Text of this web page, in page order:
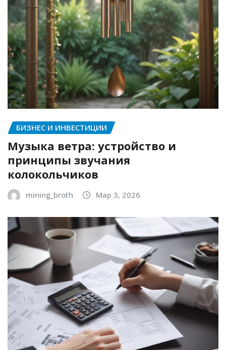
БИЗНЕС И ИНВЕСТИЦИИ
Музыка ветра: устройство и
принципы звучания
колокольчиков
mining_broth Мар 3, 2026